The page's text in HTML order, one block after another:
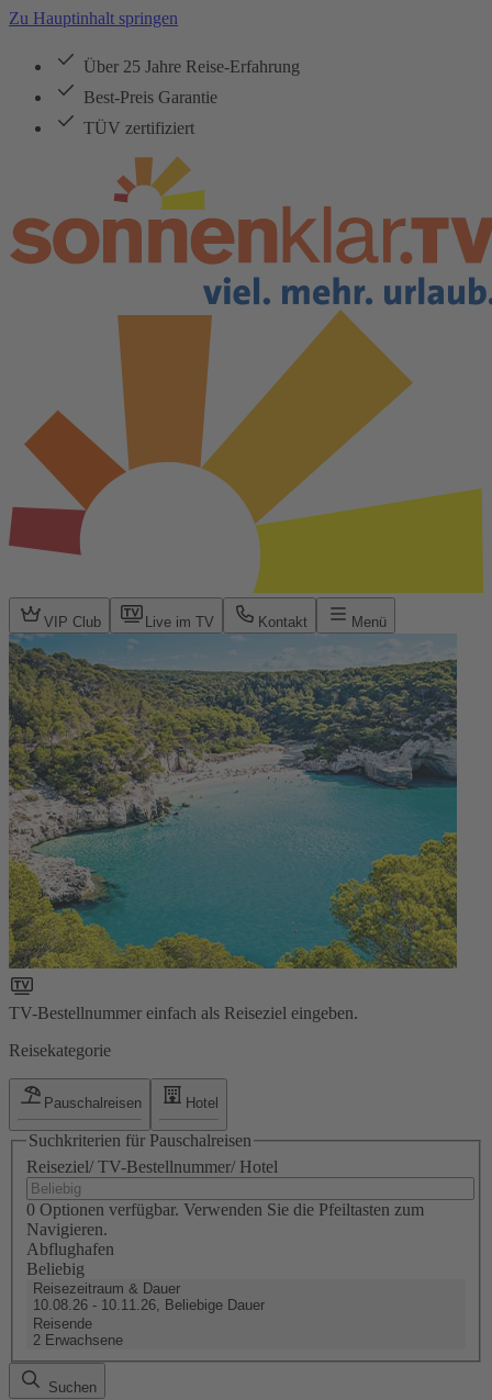
Zu Hauptinhalt springen
Über 25 Jahre Reise-Erfahrung
Best-Preis Garantie
TÜV zertifiziert
VIP Club Live im TV Kontakt Menü
TV-Bestellnummer einfach als Reiseziel eingeben.
Reisekategorie
Pauschalreisen Hotel
Suchkriterien für Pauschalreisen
Reiseziel/ TV-Bestellnummer/ Hotel
0 Optionen verfügbar. Verwenden Sie die Pfeiltasten zum
Navigieren.
Abflughafen
Beliebig
Reisezeitraum & Dauer
10.08.26 - 10.11.26, Beliebige Dauer
Reisende
2 Erwachsene
Suchen